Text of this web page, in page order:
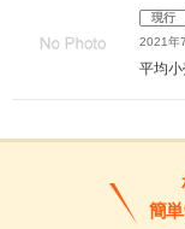
現行
2021年
平均
簡